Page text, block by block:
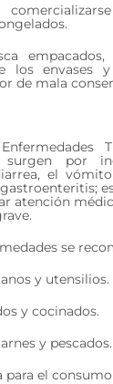
empacados,
los envases
de mala
surgen por
el
atención
se
y utensilios.
y cocinados.
y pescados.
el